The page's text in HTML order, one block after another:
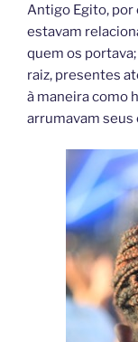
Antigo Egito, por
estavam
quem os
raiz, presentes
à maneira como
arrumavam seus